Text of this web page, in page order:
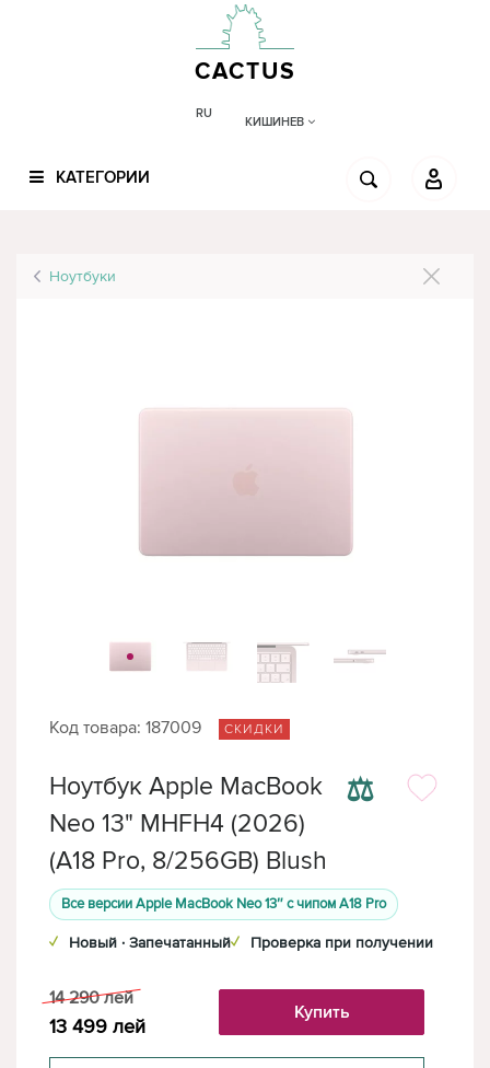
CACTUS
RU
КИШИНЕВ
КАТЕГОРИИ
Ноутбуки
Код товара: 187009 СКИДКИ
⚖
Ноутбук Apple MacBook
Neo 13" MHFH4 (2026)
(A18 Pro, 8/256GB) Blush
Все версии Apple MacBook Neo 13″ с чипом A18 Pro
✓ Новый · Запечатанный✓ Проверка при получении
14 290 лей
13 499 лей
Купить